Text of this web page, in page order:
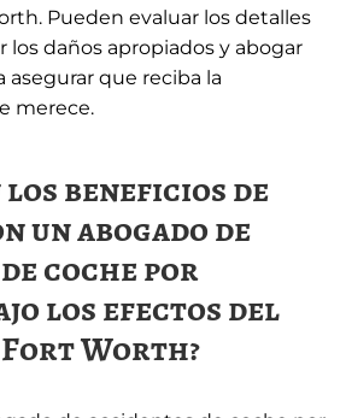
Pueden evaluar los detalles
los daños apropiados y abogar
asegurar que reciba la
merece.
los beneficios de
un abogado de
coche por
los efectos del
Worth?